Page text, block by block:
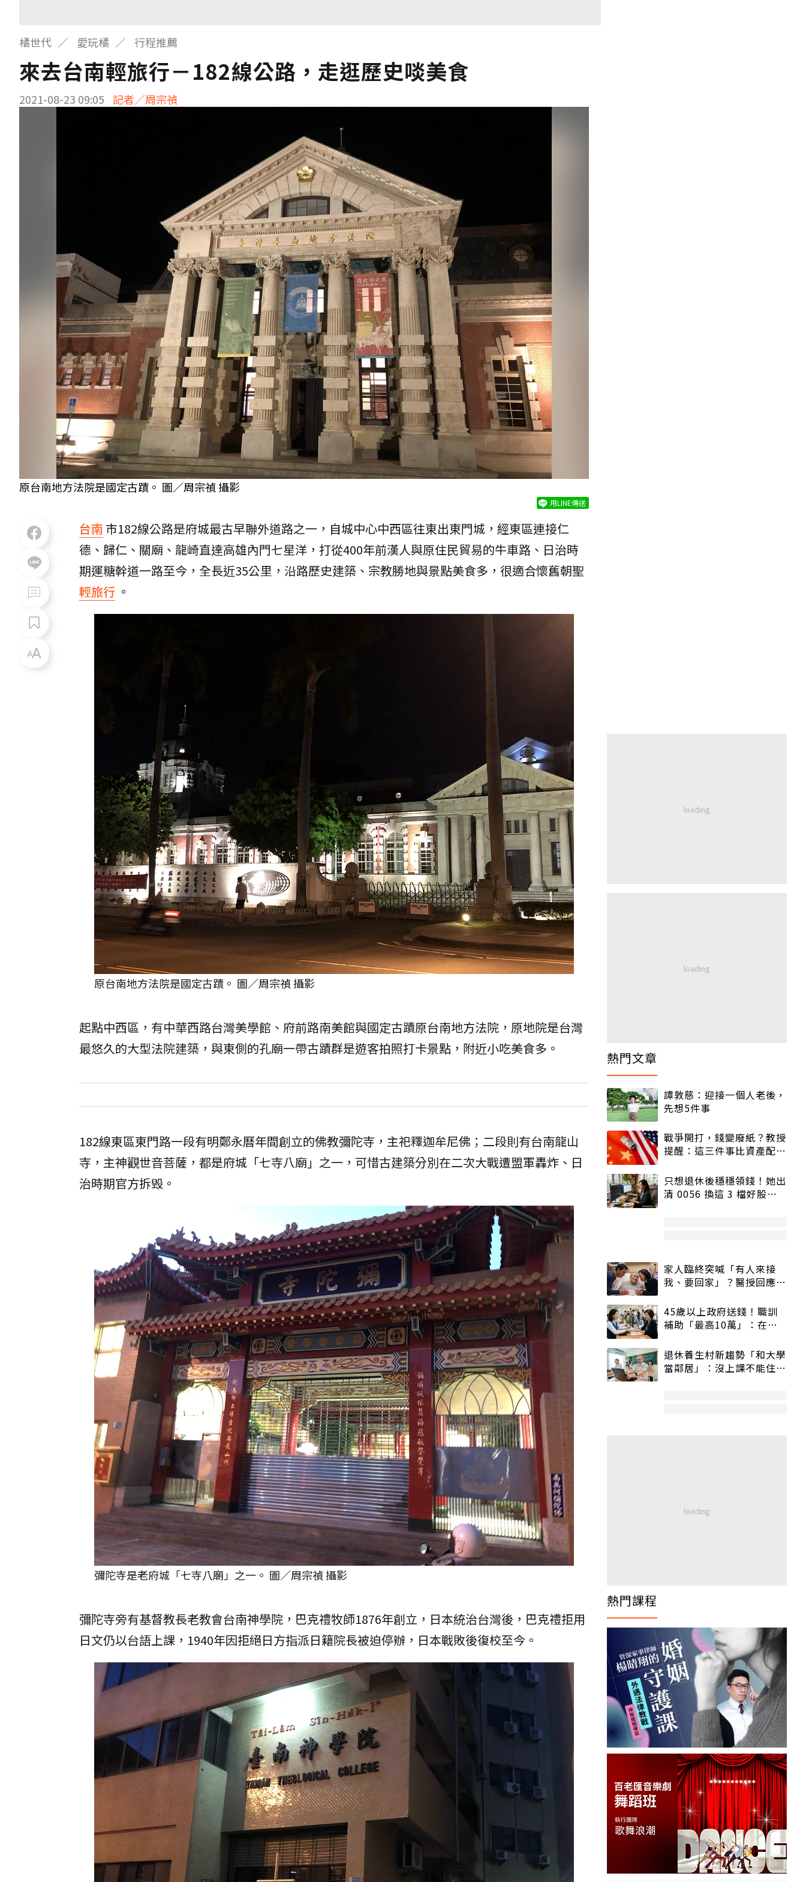
橘世代 愛玩橘 行程推薦
來去台南輕旅行－182線公路，走逛歷史啖美食
2021-08-23 09:05 記者／周宗禎
原台南地方法院是國定古蹟。 圖／周宗禎 攝影
用LINE傳送
台南市182線公路是府城最古早聯外道路之一，自城中心中西區往東出東門城，經東區連接仁
德、歸仁、關廟、龍崎直達高雄內門七星洋，打從400年前漢人與原住民貿易的牛車路、日治時
期運糖幹道一路至今，全長近35公里，沿路歷史建築、宗教勝地與景點美食多，很適合懷舊朝聖
輕旅行 。
原台南地方法院是國定古蹟。 圖／周宗禎 攝影
起點中西區，有中華西路台灣美學館、府前路南美館與國定古蹟原台南地方法院，原地院是台灣
最悠久的大型法院建築，與東側的孔廟一帶古蹟群是遊客拍照打卡景點，附近小吃美食多。
182線東區東門路一段有明鄭永曆年間創立的佛教彌陀寺，主祀釋迦牟尼佛；二段則有台南龍山
寺，主神觀世音菩薩，都是府城「七寺八廟」之一，可惜古建築分別在二次大戰遭盟軍轟炸、日
治時期官方拆毁。
彌陀寺是老府城「七寺八廟」之一。 圖／周宗禎 攝影
彌陀寺旁有基督教長老教會台南神學院，巴克禮牧師1876年創立，日本統治台灣後，巴克禮拒用
日文仍以台語上課，1940年因拒絕日方指派日籍院長被迫停辦，日本戰敗後復校至今。
熱門文章
譚敦慈：迎接一個人老後，
先想5件事
戰爭開打，錢變廢紙？教授
提醒：這三件事比資產配置
只想退休後穩穩領錢！她出
清 0056 換這 3 檔好股：
家人臨終突喊「有人來接
我、要回家」？醫授回應方
45歲以上政府送錢！職訓
補助「最高10萬」：在
退休養生村新趨勢「和大學
當鄰居」：沒上課不能住、
熱門課程